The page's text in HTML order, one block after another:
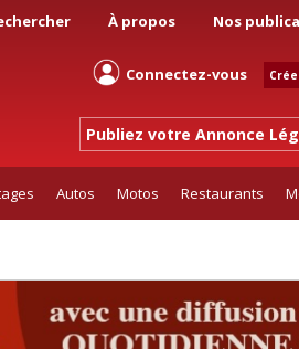
À propos Nos
Connectez-vous
Publiez votre Annonce
Autos Motos Restaurants